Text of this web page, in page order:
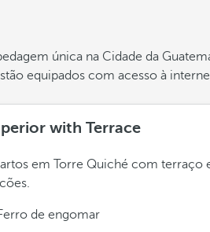
única na Cidade da
equipados com acesso à
with Terrace
em Torre Quiché com terraço
de engomar